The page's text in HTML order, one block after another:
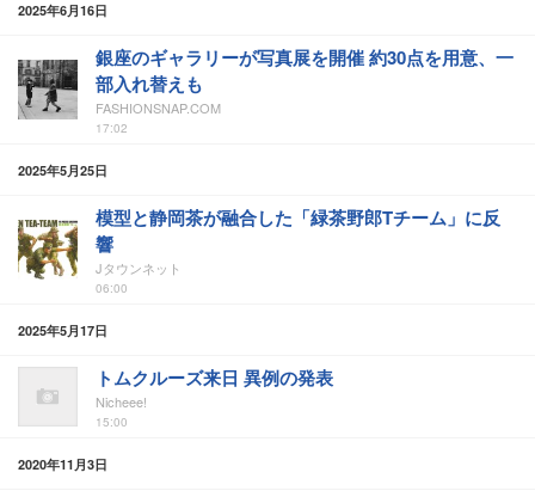
2025年6月16日
銀座のギャラリーが写真展を開催 約30点を用意、一
部入れ替えも
FASHIONSNAP.COM
17:02
2025年5月25日
模型と静岡茶が融合した「緑茶野郎Tチーム」に反
響
Jタウンネット
06:00
2025年5月17日
トムクルーズ来日 異例の発表
Nicheee!
15:00
2020年11月3日